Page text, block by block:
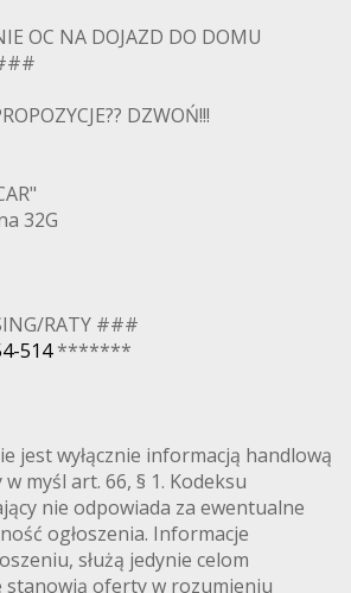
OC NA DOJAZD DO DOMU
DZWOŃ!!!
32G
RATY ###
514*******
jest wyłącznie informacją handlową
myśl art. 66, § 1. Kodeksu
nie odpowiada za ewentualne
ogłoszenia. Informacje
służą jedynie celom
stanowią oferty w rozumieniu